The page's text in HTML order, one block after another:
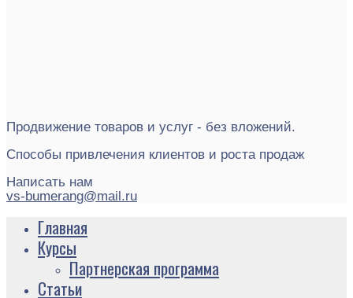
Продвижение товаров и услуг - без вложений.
Способы привлечения клиентов и роста продаж
Написать нам
vs-bumerang@mail.ru
Главная
Курсы
Партнерская программа
Статьи